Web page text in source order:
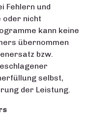
Fehlern und
oder nicht
kann keine
übernommen
bzw.
selbst,
der Leistung.